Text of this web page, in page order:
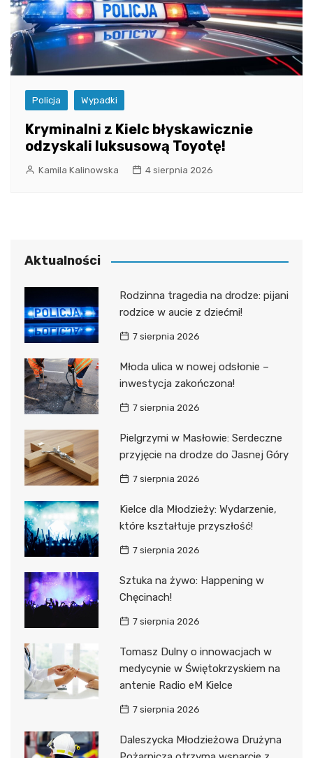
Policja Wypadki
Kryminalni z Kielc błyskawicznie
odzyskali luksusową Toyotę!
Kamila Kalinowska 4 sierpnia 2026
Aktualności
Rodzinna tragedia na drodze: pijani
rodzice w aucie z dziećmi!
7 sierpnia 2026
Młoda ulica w nowej odsłonie –
inwestycja zakończona!
7 sierpnia 2026
Pielgrzymi w Masłowie: Serdeczne
przyjęcie na drodze do Jasnej Góry
7 sierpnia 2026
Kielce dla Młodzieży: Wydarzenie,
które kształtuje przyszłość!
7 sierpnia 2026
Sztuka na żywo: Happening w
Chęcinach!
7 sierpnia 2026
Tomasz Dulny o innowacjach w
medycynie w Świętokrzyskiem na
antenie Radio eM Kielce
7 sierpnia 2026
Daleszycka Młodzieżowa Drużyna